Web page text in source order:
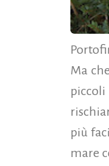
Ma
più
mare